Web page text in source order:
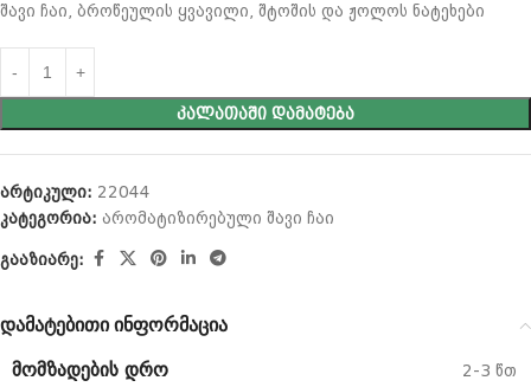
შავი ჩაი, ბროწეულის ყვავილი, შტოშის და ჟოლოს ნატეხები
ᲙᲐᲚᲐᲗᲐᲨᲘ ᲓᲐᲛᲐᲢᲔᲑᲐ
არტიკული: 22044
კატეგორია: არომატიზირებული შავი ჩაი
გააზიარე:
დამატებითი ინფორმაცია
ᲛᲝᲛᲖᲐᲓᲔᲑᲘᲡ ᲓᲠᲝ 2-3 წთ